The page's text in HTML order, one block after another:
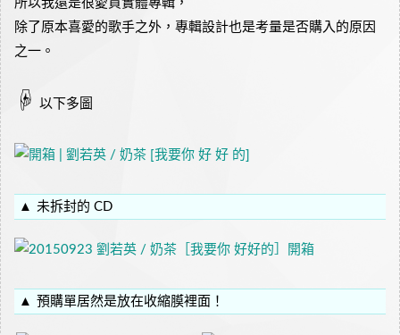
所以我還是很愛買實體專輯，
除了原本喜愛的歌手之外，專輯設計也是考量是否購入的原因
之一。
☟ 以下多圖
未拆封的 CD
預購單居然是放在收縮膜裡面！